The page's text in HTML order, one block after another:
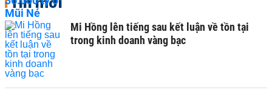
Mi Hồng lên tiếng sau kết luận về tồn tại
trong kinh doanh vàng bạc